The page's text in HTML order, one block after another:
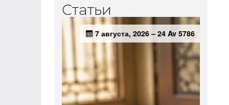
Статьи